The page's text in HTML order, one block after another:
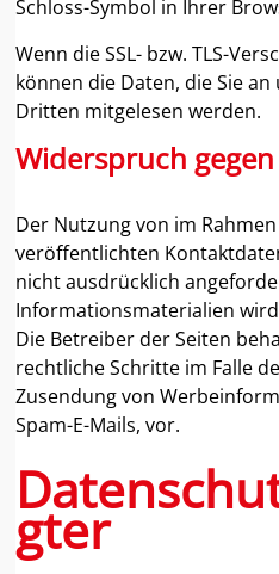
Schloss-Symbol in Ihrer
Wenn die SSL- bzw. TLS-
können die Daten, die Sie
Dritten mitgelesen werden.
Widerspruch
Der Nutzung von im
veröffentlichten
nicht ausdrücklich
Informationsmaterialien
Die Betreiber der Seiten
rechtliche Schritte im Falle
Zusendung von
Spam-E-Mails, vor.
gter